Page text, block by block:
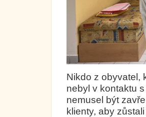
Nikdo z obyvatel,
nebyl v kontaktu
nemusel být
klienty, aby